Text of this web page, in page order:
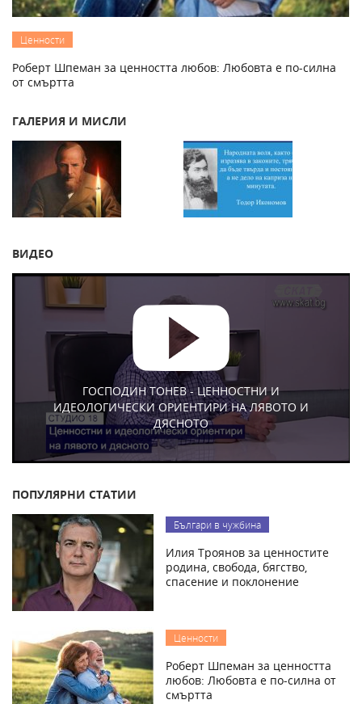
Ценности
Роберт Шпеман за ценността любов: Любовта е по-силна
от смъртта
ГАЛЕРИЯ И МИСЛИ
ВИДЕО
ГОСПОДИН ТОНЕВ - ЦЕННОСТНИ И
ИДЕОЛОГИЧЕСКИ ОРИЕНТИРИ НА ЛЯВОТО И
ДЯСНОТО
ПОПУЛЯРНИ СТАТИИ
Българи в чужбина
Илия Троянов за ценностите
родина, свобода, бягство,
спасение и поклонение
Ценности
Роберт Шпеман за ценността
любов: Любовта е по-силна от
смъртта